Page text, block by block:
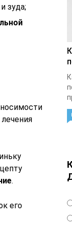
зуда;
.
его